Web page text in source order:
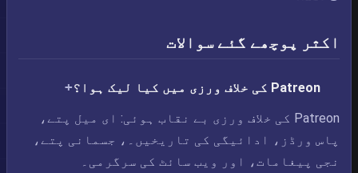
اکثر پوچھے گئے سوالات
Patreon کی خلاف ورزی میں کیا لیک ہوا؟
Patreon کی خلاف ورزی بے نقاب ہوئی: ای میل پتے،
پاس ورڈز، ادائیگی کی تاریخیں۔، جسمانی پتے،
نجی پیغامات، اور ویب سائٹ کی سرگرمی۔